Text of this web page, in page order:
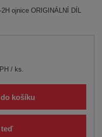
ojnice ORIGINÁLNÍ DÍL
/ ks.
košíku